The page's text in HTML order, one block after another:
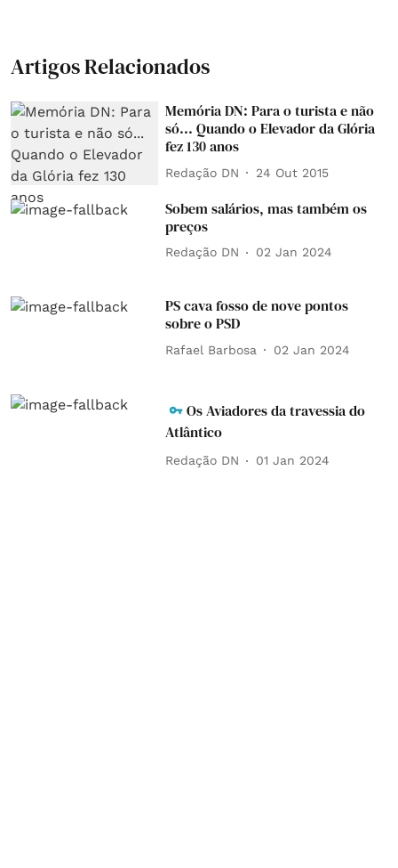
Artigos Relacionados
Memória DN: Para o turista e não
só... Quando o Elevador da Glória
fez 130 anos
Redação DN 24 Out 2015
Sobem salários, mas também os
preços
Redação DN 02 Jan 2024
PS cava fosso de nove pontos
sobre o PSD
Rafael Barbosa 02 Jan 2024
Os Aviadores da travessia do
Atlântico
Redação DN 01 Jan 2024